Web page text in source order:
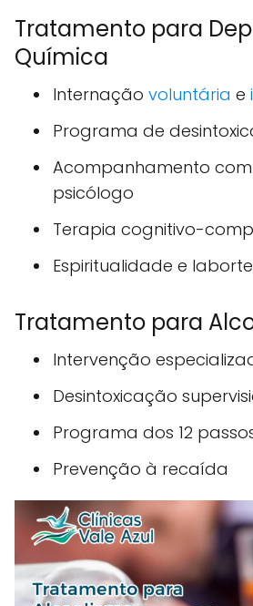
Tratamento para
Química
Internação voluntária e
Programa de
Acompanhamento
psicólogo
Terapia cognitivo-
Espiritualidade e
Tratamento para
Intervenção
Desintoxicação
Programa dos 12
Prevenção à recaída